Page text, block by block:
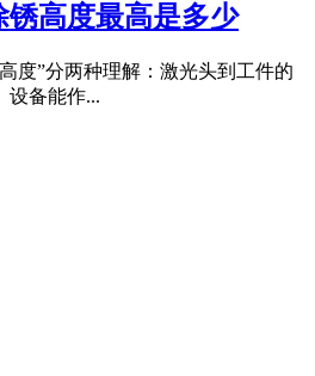
锈高度最高是多少
度”分两种理解：激光头到工件的
设备能作...